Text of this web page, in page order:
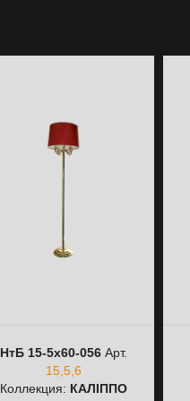
НтБ 15-5х60-056Арт.
15,5,6
Коллекция: КАЛІППО